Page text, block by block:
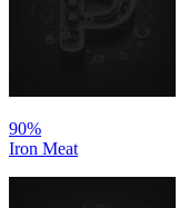
90%
Iron Meat